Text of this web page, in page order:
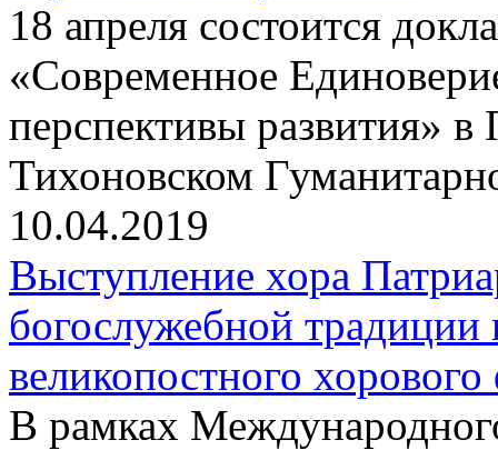
18 апреля состоится
«Современное
перспективы развития»
Тихоновском
10.04.2019
Выступление хора
богослужебной
великопостного хорового
В рамках